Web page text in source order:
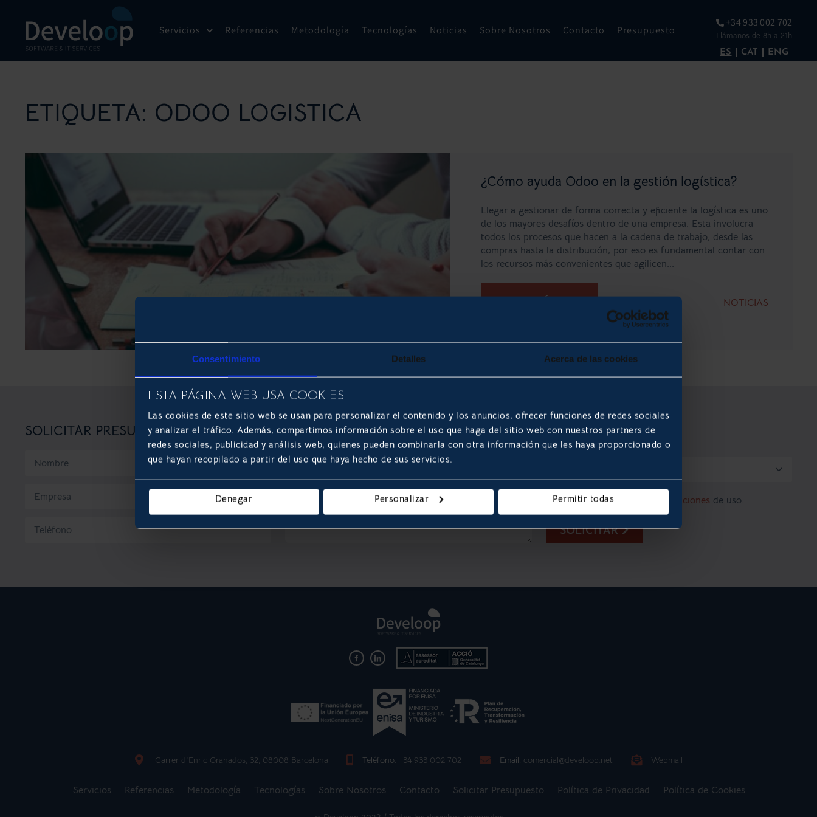
Consentimiento Detalles Acerca de las cookies
ESTA PÁGINA WEB USA COOKIES
Las cookies de este sitio web se usan para personalizar el contenido y los anuncios, ofrecer funciones de redes sociales
y analizar el tráfico. Además, compartimos información sobre el uso que haga del sitio web con nuestros partners de
redes sociales, publicidad y análisis web, quienes pueden combinarla con otra información que les haya proporcionado o
que hayan recopilado a partir del uso que haya hecho de sus servicios.
Denegar Personalizar Permitir todas
contenido
Servicios Referencias Metodología Tecnologías Noticias Sobre Nosotros Contacto Presupuesto
+34 933 002 702
Llámanos de 8h a 21h
ES CAT ENG
ETIQUETA: ODOO LOGISTICA
¿Cómo ayuda Odoo en la gestión logística?
Llegar a gestionar de forma correcta y eficiente la logística es uno
de los mayores desafíos dentro de una empresa. Esta involucra
todos los procesos que hacen a la cadena de trabajo, desde las
compras hasta la distribución, por eso es fundamental contar con
los recursos más convenientes que agilicen...
LEER MÁS NOTICIAS
SOLICITAR PRESUPUESTO

Acepto lostérminos y condiciones de uso.
SOLICITAR
Carrer d'Enric Granados, 32, 08008 Barcelona Teléfono: +34 933 002 702 Email: comercial@develoop.net Webmail
Servicios Referencias Metodología Tecnologías Sobre Nosotros Contacto Solicitar Presupuesto Política de Privacidad Política de Cookies